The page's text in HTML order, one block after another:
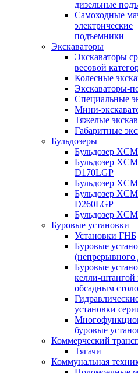
дизельные
Самоходные
электрические
подъемники
Экскаваторы
Экскаваторы
весовой
Колесные
Экскаваторы-
Специальные
Мини-
Тяжелые
Габаритные
Бульдозеры
Бульдозер
Бульдозер
D170LGP
Бульдозер
Бульдозер
D260LGP
Бульдозер
Буровые установки
Установки ГНБ
Буровые
(непрерывного
Буровые
келли-штангой
обсадным
установки
буровые
Коммерческий
Тягачи
Коммунальная